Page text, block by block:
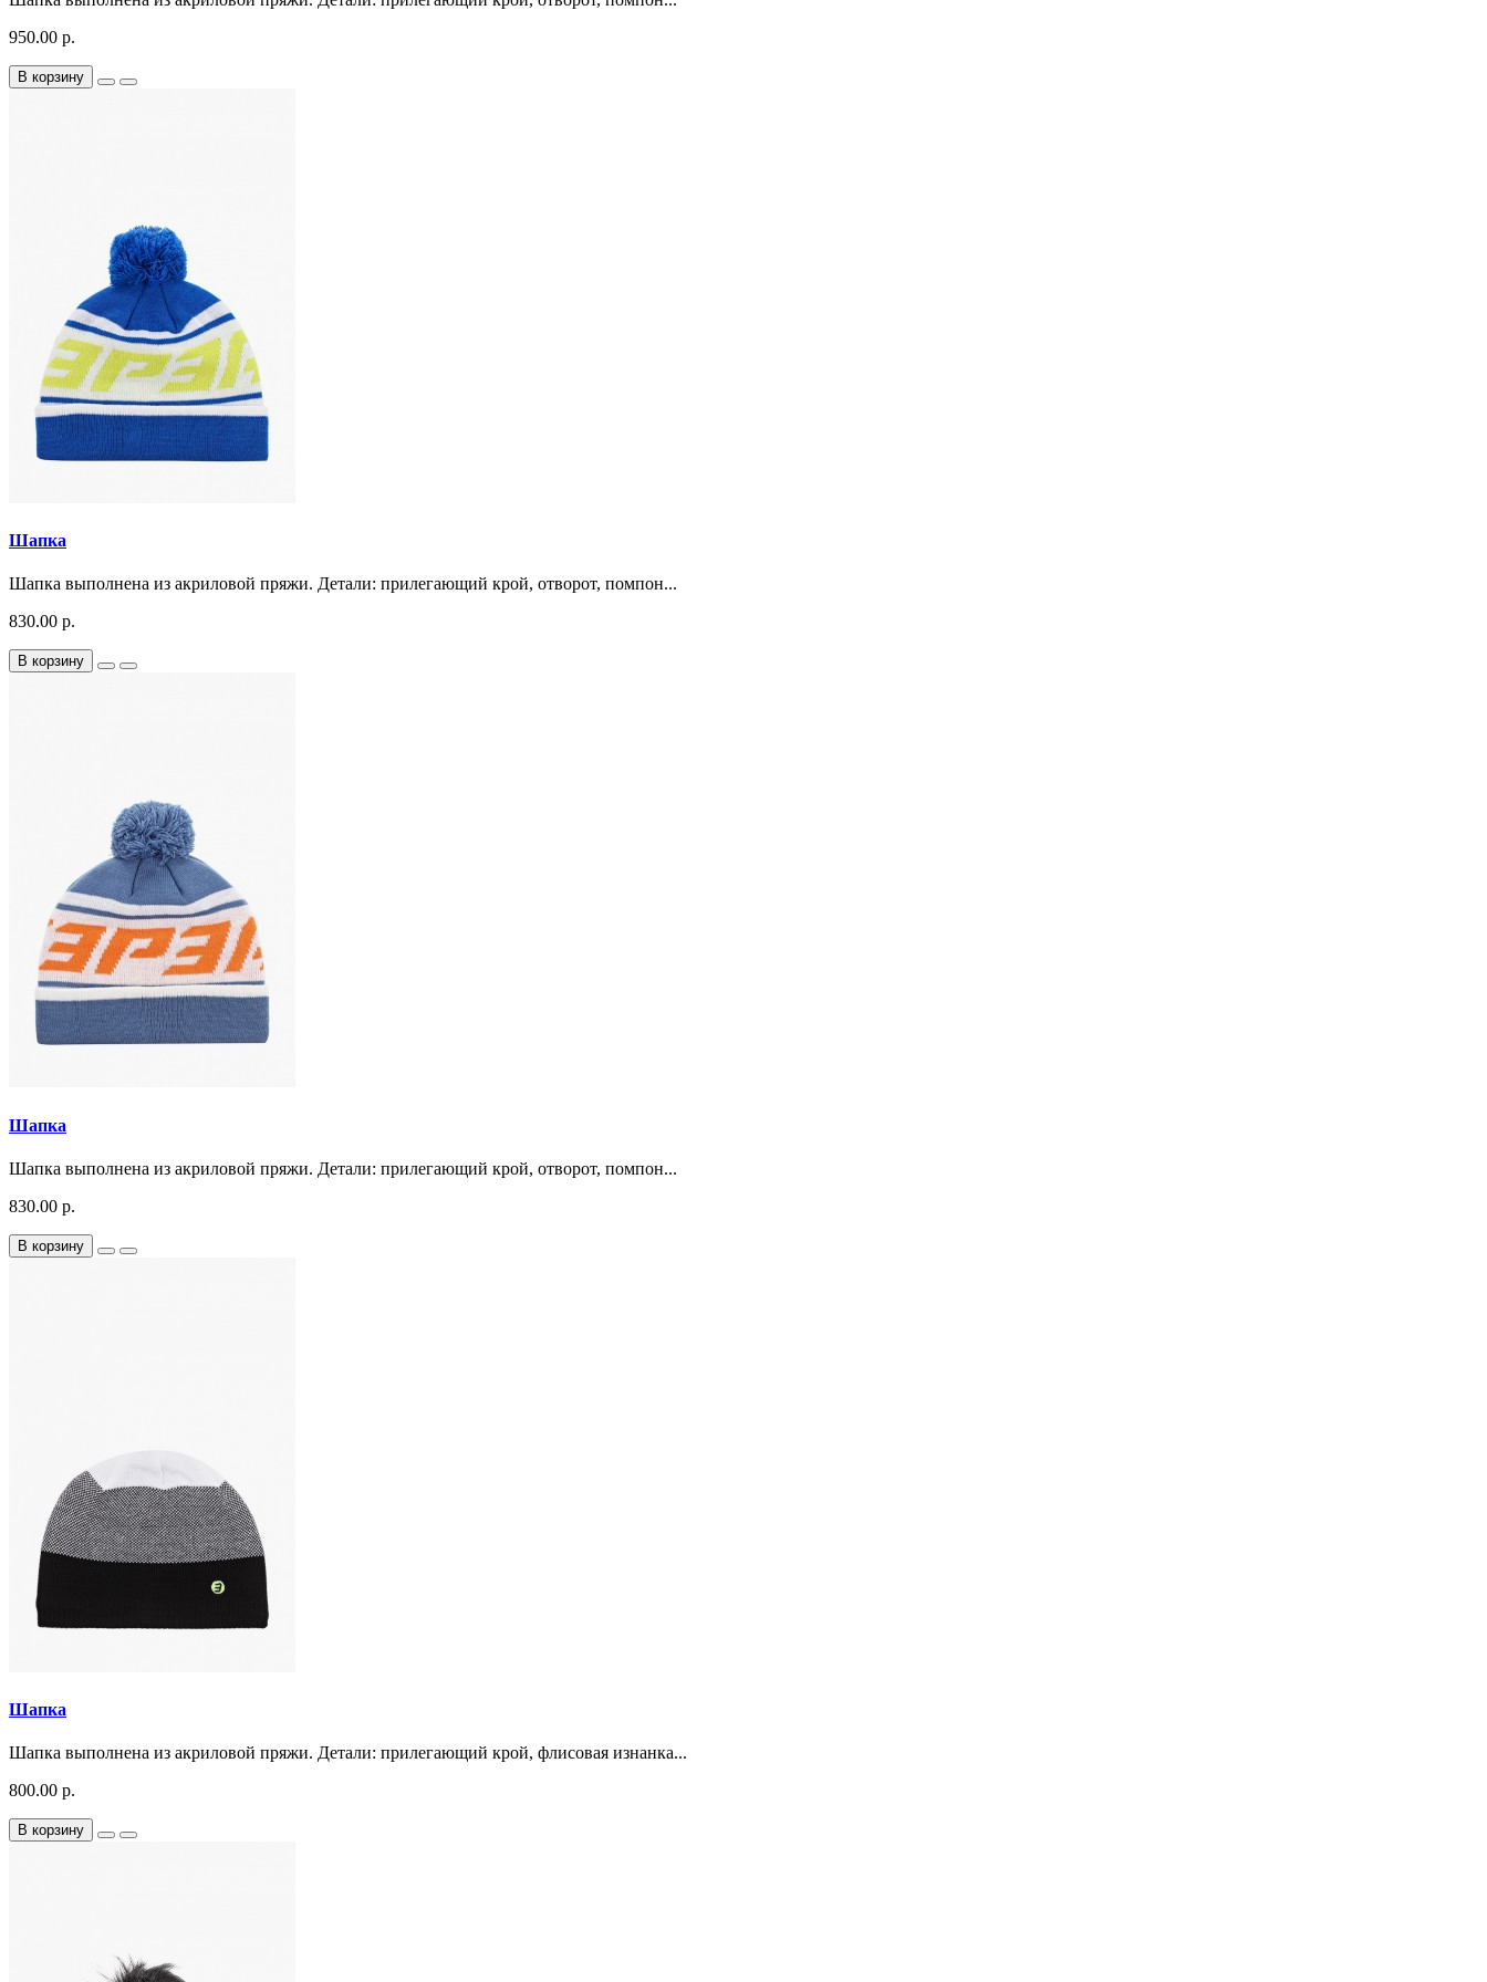
950.00 р.
В корзину
Шапка
Шапка выполнена из акриловой пряжи. Детали: прилегающий крой, отворот, помпон...
830.00 р.
В корзину
Шапка
Шапка выполнена из акриловой пряжи. Детали: прилегающий крой, отворот, помпон...
830.00 р.
В корзину
Шапка
Шапка выполнена из акриловой пряжи. Детали: прилегающий крой, флисовая изнанка...
800.00 р.
В корзину